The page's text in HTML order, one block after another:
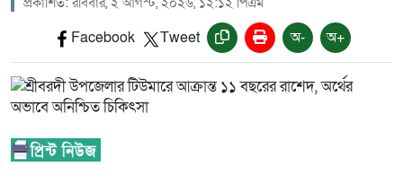
Facebook Tweet অ- অ+